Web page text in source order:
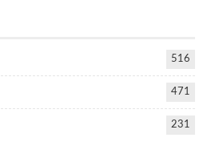
516
471
231